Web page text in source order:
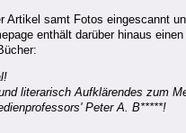
Artikel samt Fotos eingescannt
enthält darüber hinaus
literarisch Aufklärendes zum
Peter A. B*****!